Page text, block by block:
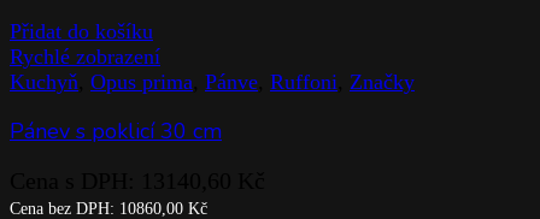
Přidat do košíku
Rychlé zobrazení
Kuchyň Opus prima Pánve Ruffoni Značky
Pánev s poklicí 30 cm
Cena bez DPH: 10860,00 Kč